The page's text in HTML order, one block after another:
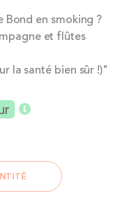
Bond en smoking ?
et flûtes
la santé bien sûr !)"